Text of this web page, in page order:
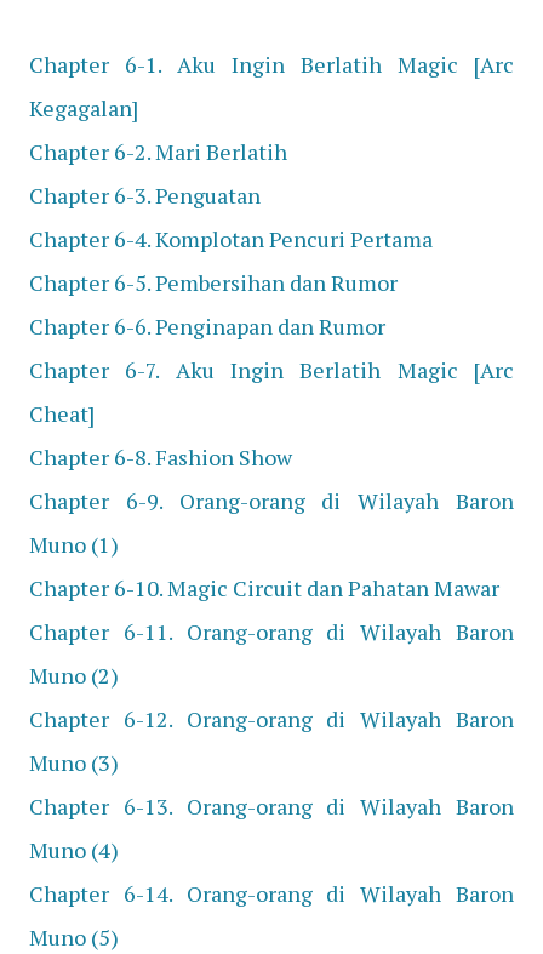
Chapter 6-1. Aku Ingin Berlatih Magic [Arc
Kegagalan]
Chapter 6-2. Mari Berlatih
Chapter 6-3. Penguatan
Chapter 6-4. Komplotan Pencuri Pertama
Chapter 6-5. Pembersihan dan Rumor
Chapter 6-6. Penginapan dan Rumor
Chapter 6-7. Aku Ingin Berlatih Magic [Arc
Cheat]
Chapter 6-8. Fashion Show
Chapter 6-9. Orang-orang di Wilayah Baron
Muno (1)
Chapter 6-10. Magic Circuit dan Pahatan Mawar
Chapter 6-11. Orang-orang di Wilayah Baron
Muno (2)
Chapter 6-12. Orang-orang di Wilayah Baron
Muno (3)
Chapter 6-13. Orang-orang di Wilayah Baron
Muno (4)
Chapter 6-14. Orang-orang di Wilayah Baron
Muno (5)